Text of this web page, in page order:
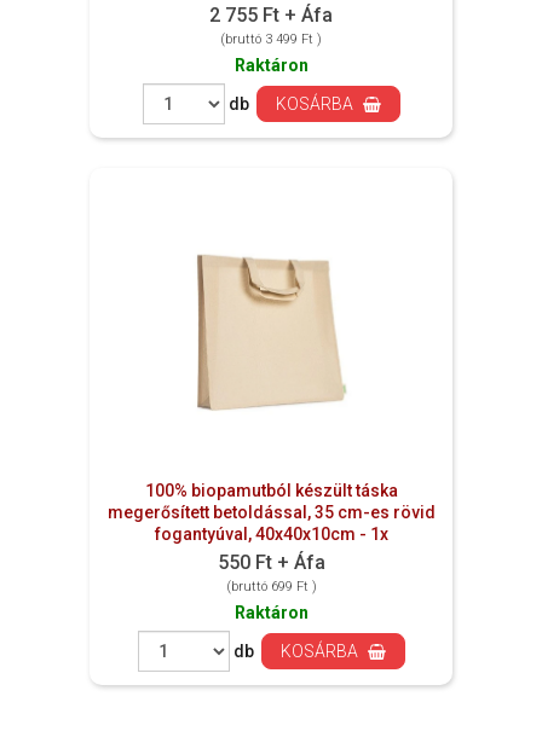
2 755 Ft + Áfa
(bruttó 3 499 Ft )
Raktáron
db
KOSÁRBA
100% biopamutból készült táska
megerősített betoldással, 35 cm-es rövid
fogantyúval, 40x40x10cm - 1x
550 Ft + Áfa
(bruttó 699 Ft )
Raktáron
db
KOSÁRBA